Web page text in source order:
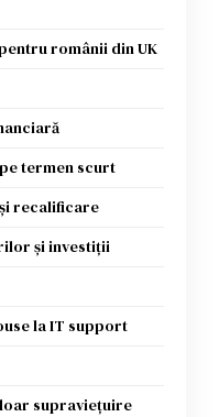
românii din UK
termen scurt
recalificare
și investiții
la IT support
supraviețuire